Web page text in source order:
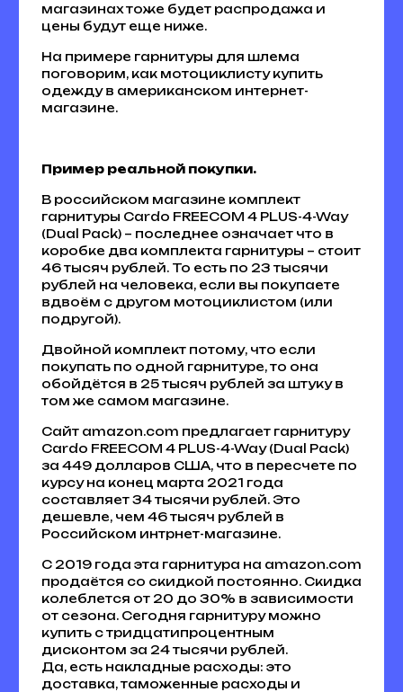
магазинах тоже будет распродажа и
цены будут еще ниже.
На примере гарнитуры для шлема
поговорим, как мотоциклисту купить
одежду в американском интернет-
магазине.
Пример реальной покупки.
В российском магазине комплект
гарнитуры Cardo FREECOM 4 PLUS-4-Way
(Dual Pack) – последнее означает что в
коробке два комплекта гарнитуры – стоит
46 тысяч рублей. То есть по 23 тысячи
рублей на человека, если вы покупаете
вдвоём с другом мотоциклистом (или
подругой).
Двойной комплект потому, что если
покупать по одной гарнитуре, то она
обойдётся в 25 тысяч рублей за штуку в
том же самом магазине.
Сайт amazon.com предлагает гарнитуру
Cardo FREECOM 4 PLUS-4-Way (Dual Pack)
за 449 долларов США, что в пересчете по
курсу на конец марта 2021 года
составляет 34 тысячи рублей. Это
дешевле, чем 46 тысяч рублей в
Российском интрнет-магазине.
С 2019 года эта гарнитура на amazon.com
продаётся со скидкой постоянно. Скидка
колеблется от 20 до 30% в зависимости
от сезона. Сегодня гарнитуру можно
купить с тридцатипроцентным
дисконтом за 24 тысячи рублей.
Да, есть накладные расходы: это
доставка, таможенные расходы и